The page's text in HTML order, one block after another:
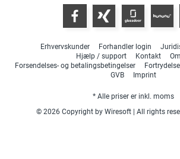
Erhvervskunder Forhandler login
Hjælp / support
Kontakt
Forsendelses- og betalingsbetingelser
GVB
Imprint
* Alle priser er inkl. moms
© 2026 Copyright by Wiresoft | All rights